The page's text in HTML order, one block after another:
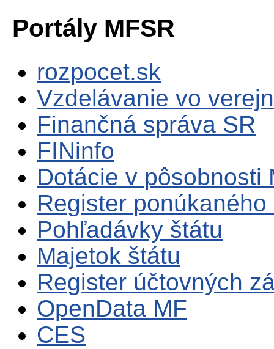
Portály MFSR
rozpocet.sk
Vzdelávanie vo
Finančná správa SR
FINinfo
Dotácie v pôsobnosti
Register
Pohľadávky štátu
Majetok štátu
Register účtovných
OpenData MF
CES